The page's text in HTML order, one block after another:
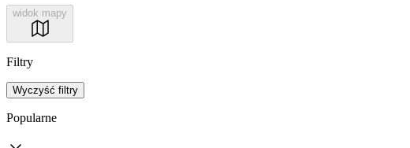
widok mapy
Filtry
Wyczyść filtry
Popularne